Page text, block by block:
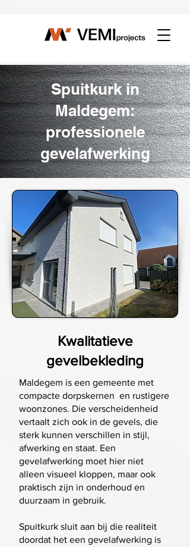
Spuitkurk in
Maldegem:
professionele
gevelafwerking
Kwalitatieve
gevelbekleding
Maldegem is een gemeente met
compacte dorpskernen en rustigere
woonzones. Die verscheidenheid
vertaalt zich ook in de gevels, die
sterk kunnen verschillen in stijl,
afwerking en staat. Een
gevelafwerking moet hier niet
alleen visueel kloppen, maar ook
praktisch zijn in onderhoud en
duurzaam in gebruik.
Spuitkurk sluit aan bij die realiteit
doordat het een gevelafwerking is